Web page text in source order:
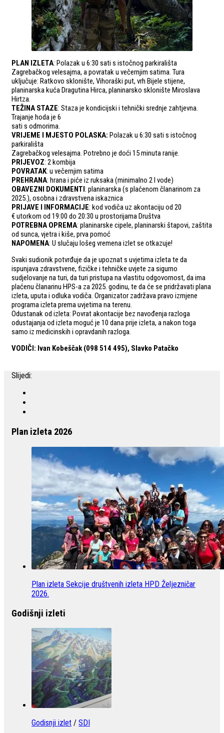
PLAN IZLETA: Polazak u 6:30 sati s istočnog parkirališta
Zagrebačkog velesajma, a povratak u večernjim satima. Tura
uključuje: Ratkovo sklonište, Vihoraški put, vrh Bijele stijene,
planinarska kuća Dragutina Hirca, planinarsko sklonište Miroslava
Hirtza.
TEŽINA STAZE: Staza je kondicijski i tehnički srednje zahtjevna.
Trajanje hoda je 6
sati s odmorima.
VRIJEME I MJESTO POLASKA: Polazak u 6:30 sati s istočnog
parkirališta
Zagrebačkog velesajma. Potrebno je doći 15 minuta ranije.
PRIJEVOZ: 2 kombija
POVRATAK: u večernjim satima
PREHRANA: hrana i piće iz ruksaka (minimalno 2 l vode)
OBAVEZNI DOKUMENTI : planinarska (s plaćenom članarinom za
2025.), osobna i zdravstvena iskaznica
PRIJAVE I INFORMACIJE: kod vodiča uz akontaciju od 20
€ utorkom od 19:00 do 20:30 u prostorijama Društva
POTREBNA OPREMA: planinarske cipele, planinarski štapovi, zaštita
od sunca, vjetra i kiše, prva pomoć
NAPOMENA: U slučaju lošeg vremena izlet se otkazuje!
Svaki sudionik potvrđuje da je upoznat s uvjetima izleta te da
ispunjava zdravstvene, fizičke i tehničke uvjete za sigurno
sudjelovanje na turi, da turi pristupa na vlastitu odgovornost, da ima
plaćenu članarinu HPS-a za 2025. godinu, te da će se pridržavati plana
izleta, uputa i odluka vodiča. Organizator zadržava pravo izmjene
programa izleta prema uvjetima na terenu.
Odustanak od izleta: Povrat akontacije bez navođenja razloga
odustajanja od izleta moguć je 10 dana prije izleta, a nakon toga
samo iz medicinskih i opravdanih razloga.
VODIČI: Ivan Kobeščak (098 514 495), Slavko Patačko
Slijedi:
Plan izleta 2026
Plan izleta Sekcije društvenih izleta HPD Željezničar
2026.
Godišnji izleti
Godisnji izlet / SDI